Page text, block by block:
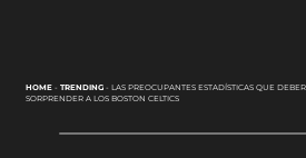
HOME- TRENDING- LAS PREOCUPANTES ESTADÍSTICAS QUE
SORPRENDER A LOS BOSTON CELTICS